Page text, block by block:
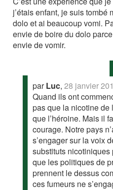
j’étais enfant, je suis tombé
dolo et ai beaucoup vomi.
envie de boire du dolo
envie de vomir.
parLuc,28 janvier
Quand ils ont
pas que la nicotine de
que l’héroine. Mais il
courage. Notre pays
s’engager sur la voix
substituts nicotiniques
que les politiques de
prennent le dessus
ces fumeurs ne